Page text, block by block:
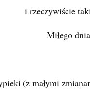
i rzeczywiście
Miłego
(z małymi